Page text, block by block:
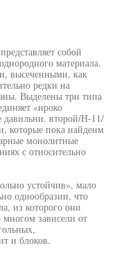
собой
материала.
высеченными, как
редки на
Выделены три типа
«ироко
давильни. второй/Н-11/
которые пока найденм
монолитные
с относительно
устойчив», мало
однообразии, что
из которого они
зависели от
и блоков.